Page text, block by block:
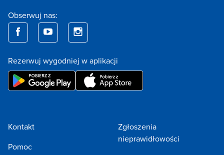
Obserwuj nas:
Rezerwuj wygodniej w aplikacji
Kontakt
Pomoc
Zgłoszenia
nieprawidłowości